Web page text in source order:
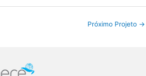
Próximo Projeto →